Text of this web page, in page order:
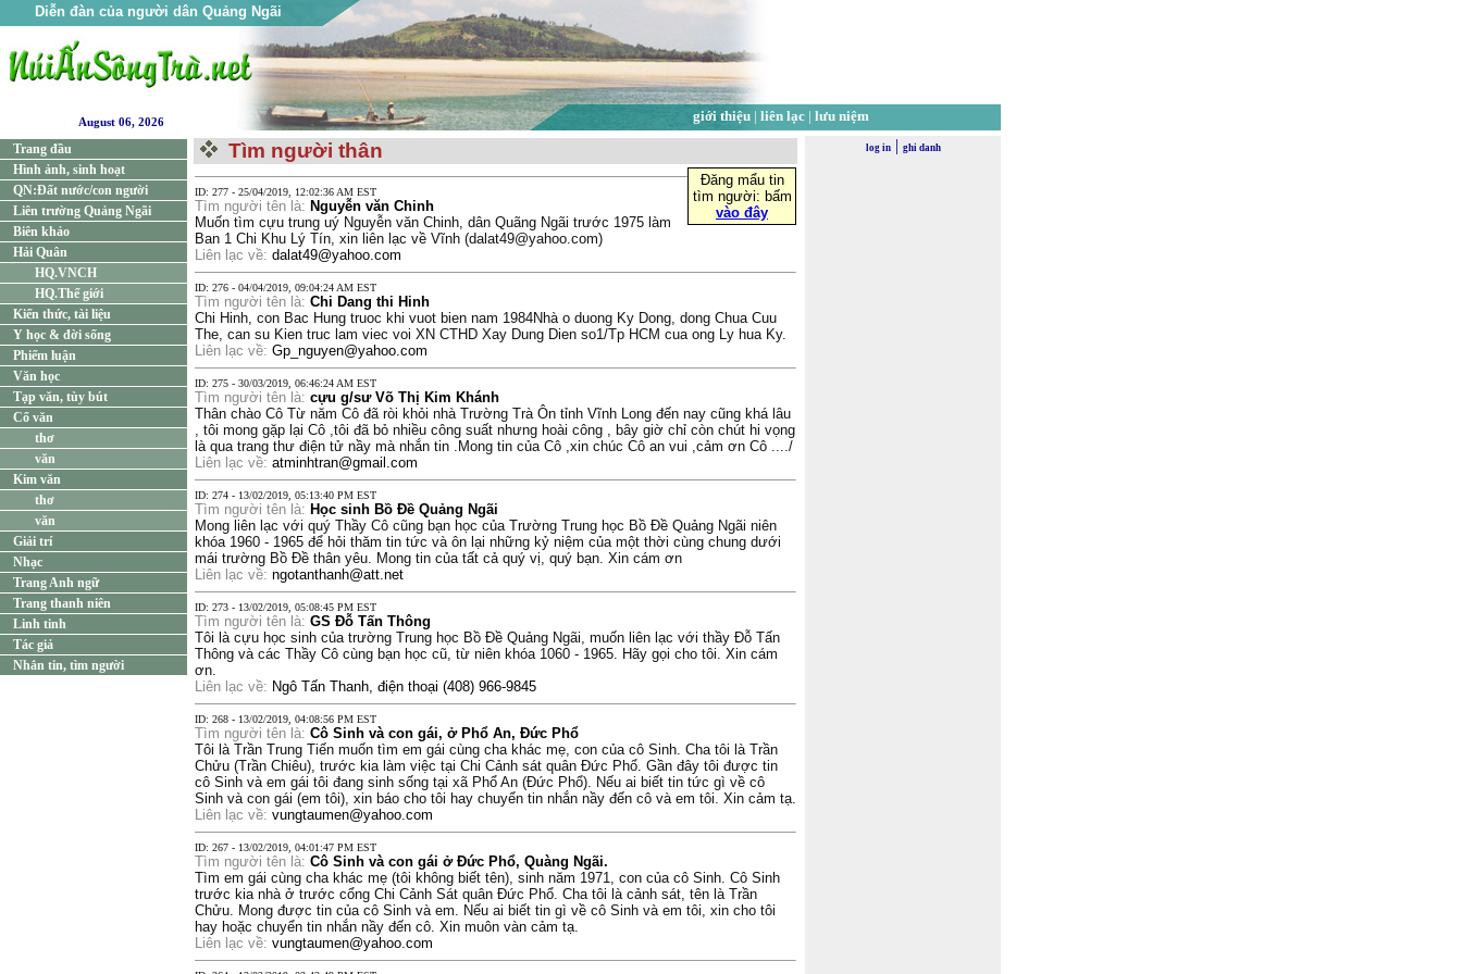
Diễn đàn của người dân Quảng Ngãi
giới thiệu| liên lạc| lưu niệm
August 06, 2026
Trang đầu
Hình ảnh, sinh hoạt
QN:Đất nước/con người
Liên trường Quảng Ngãi
Biên khảo
Hải Quân
HQ.VNCH
HQ.Thế giới
Kiến thức, tài liệu
Y học & đời sống
Phiếm luận
Văn học
Tạp văn, tùy bút
Cổ văn
thơ
văn
Kim văn
thơ
văn
Giải trí
Nhạc
Trang Anh ngữ
Trang thanh niên
Linh tinh
Tác giả
Nhắn tin, tìm người
Tìm người thân
Đăng mẩu tin
tìm người: bấm
vào đây
ID: 277 - 25/04/2019, 12:02:36 AM EST
Tìm người tên là: Nguyễn văn Chinh
Muốn tìm cựu trung uý Nguyễn văn Chinh, dân Quãng Ngãi trước 1975 làm
Ban 1 Chi Khu Lý Tín, xin liên lạc về Vĩnh (dalat49@yahoo.com)
Liên lạc về: dalat49@yahoo.com
ID: 276 - 04/04/2019, 09:04:24 AM EST
Tìm người tên là: Chi Dang thi Hinh
Chi Hinh, con Bac Hung truoc khi vuot bien nam 1984Nhà o duong Ky Dong, dong Chua Cuu
The, can su Kien truc lam viec voi XN CTHD Xay Dung Dien so1/Tp HCM cua ong Ly hua Ky.
Liên lạc về: Gp_nguyen@yahoo.com
ID: 275 - 30/03/2019, 06:46:24 AM EST
Tìm người tên là: cựu g/sư Võ Thị Kim Khánh
Thân chào Cô Từ năm Cô đã ròi khỏi nhà Trường Trà Ôn tỉnh Vĩnh Long đến nay cũng khá lâu
, tôi mong gặp lại Cô ,tôi đã bỏ nhiều công suất nhưng hoài công , bây giờ chỉ còn chút hi vọng
là qua trang thư điện tử nầy mà nhắn tin .Mong tin của Cô ,xin chúc Cô an vui ,cảm ơn Cô ..../
Liên lạc về: atminhtran@gmail.com
ID: 274 - 13/02/2019, 05:13:40 PM EST
Tìm người tên là: Học sinh Bồ Đề Quảng Ngãi
Mong liên lạc với quý Thầy Cô cũng bạn học của Trường Trung học Bồ Đề Quảng Ngãi niên
khóa 1960 - 1965 để hỏi thăm tin tức và ôn lại những kỷ niệm của một thời cùng chung dưới
mái trường Bồ Đề thân yêu. Mong tin của tất cả quý vị, quý bạn. Xin cám ơn
Liên lạc về: ngotanthanh@att.net
ID: 273 - 13/02/2019, 05:08:45 PM EST
Tìm người tên là: GS Đỗ Tấn Thông
Tôi là cựu học sinh của trường Trung học Bồ Đề Quảng Ngãi, muốn liên lạc với thầy Đỗ Tấn
Thông và các Thầy Cô cùng bạn học cũ, từ niên khóa 1060 - 1965. Hãy gọi cho tôi. Xin cám
ơn.
Liên lạc về: Ngô Tấn Thanh, điện thoại (408) 966-9845
ID: 268 - 13/02/2019, 04:08:56 PM EST
Tìm người tên là: Cô Sinh và con gái, ở Phổ An, Đức Phổ
Tôi là Trần Trung Tiến muốn tìm em gái cùng cha khác mẹ, con của cô Sinh. Cha tôi là Trần
Chửu (Trần Chiêu), trước kia làm việc tại Chi Cảnh sát quân Đức Phổ. Gần đây tôi được tin
cô Sinh và em gái tôi đang sinh sống tại xã Phổ An (Đức Phổ). Nếu ai biết tin tức gì về cô
Sinh và con gái (em tôi), xin báo cho tôi hay chuyển tin nhắn nầy đến cô và em tôi. Xin cảm tạ.
Liên lạc về: vungtaumen@yahoo.com
ID: 267 - 13/02/2019, 04:01:47 PM EST
Tìm người tên là: Cô Sinh và con gái ở Đức Phổ, Quàng Ngãi.
Tìm em gái cùng cha khác mẹ (tôi không biết tên), sinh năm 1971, con của cô Sinh. Cô Sinh
trước kia nhà ở trước cổng Chi Cảnh Sát quân Đức Phổ. Cha tôi là cảnh sát, tên là Trần
Chửu. Mong được tin của cô Sinh và em. Nếu ai biết tin gì về cô Sinh và em tôi, xin cho tôi
hay hoặc chuyển tin nhắn nầy đến cô. Xin muôn vàn cảm tạ.
Liên lạc về: vungtaumen@yahoo.com
log in| ghi danh